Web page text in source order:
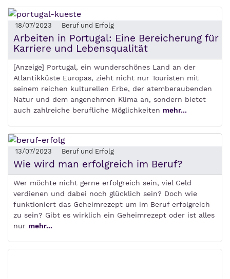
18/07/2023 Beruf und Erfolg
Arbeiten in Portugal: Eine Bereicherung für
Karriere und Lebensqualität
[Anzeige] Portugal, ein wunderschönes Land an der
Atlantikküste Europas, zieht nicht nur Touristen mit
seinem reichen kulturellen Erbe, der atemberaubenden
Natur und dem angenehmen Klima an, sondern bietet
auch zahlreiche berufliche Möglichkeiten mehr...
13/07/2023 Beruf und Erfolg
Wie wird man erfolgreich im Beruf?
Wer möchte nicht gerne erfolgreich sein, viel Geld
verdienen und dabei noch glücklich sein? Doch wie
funktioniert das Geheimrezept um im Beruf erfolgreich
zu sein? Gibt es wirklich ein Geheimrezept oder ist alles
nur mehr...